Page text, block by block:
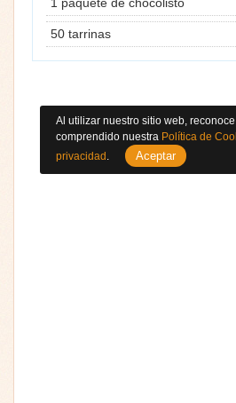
50 tarrinas
Al utilizar nuestro sitio web,
comprendido nuestra Política de
privacidad . Aceptar